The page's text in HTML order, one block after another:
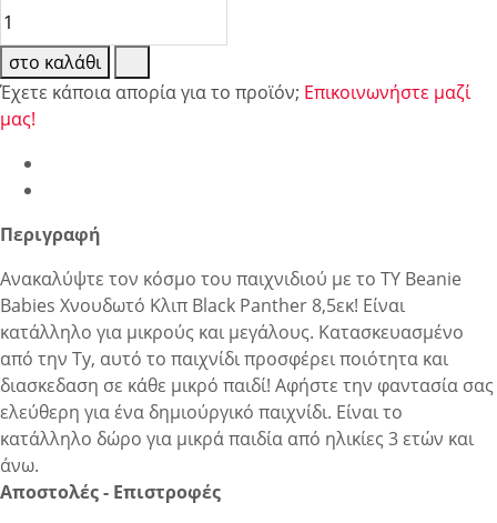
στο καλάθι
Έχετε κάποια απορία για το προϊόν; Επικοινωνήστε μαζί
μας!
Περιγραφή
Ανακαλύψτε τον κόσμο του παιχνιδιού με το TY Beanie
Babies Χνουδωτό Κλιπ Black Panther 8,5εκ! Είναι
κατάλληλο για μικρούς και μεγάλους. Κατασκευασμένο
από την Ty, αυτό το παιχνίδι προσφέρει ποιότητα και
διασκεδαση σε κάθε μικρό παιδί! Αφήστε την φαντασία σας
ελεύθερη για ένα δημιούργικό παιχνίδι. Είναι το
κατάλληλο δώρο για μικρά παιδία από ηλικίες 3 ετών και
άνω.
Αποστολές - Επιστροφές